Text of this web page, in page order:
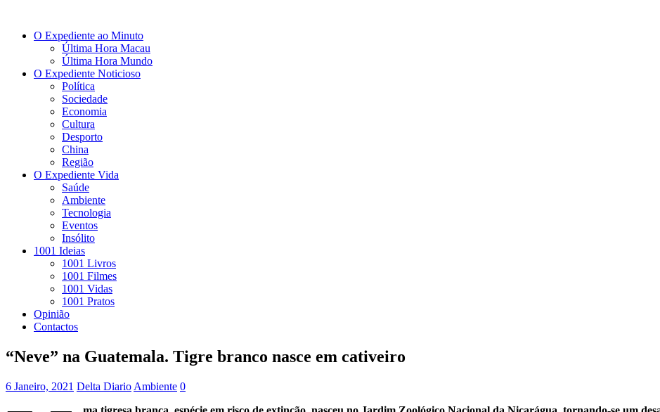
O Expediente ao Minuto
Última Hora Macau
Última Hora Mundo
O Expediente Noticioso
Política
Sociedade
Economia
Cultura
Desporto
China
Região
O Expediente Vida
Saúde
Ambiente
Tecnologia
Eventos
Insólito
1001 Ideias
1001 Livros
1001 Filmes
1001 Vidas
1001 Pratos
Opinião
Contactos
“Neve” na Guatemala. Tigre branco nasce em cativeiro
6 Janeiro, 2021 Delta Diario Ambiente 0